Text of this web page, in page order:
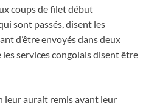
coups de filet début
sont passés, disent les
d’être envoyés dans deux
services congolais disent être
leur aurait remis avant leur